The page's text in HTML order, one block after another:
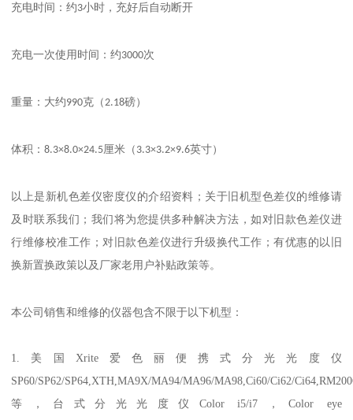
充电时间 ：约3小时，充好后自动断开
充电一次使用时间 ：约3000次
重量 ： 大约990克（2.18磅）
体积 ：8.3×8.0×24.5厘米（ 3.3×3.2×9.6英寸）
以上是新机色差仪密度仪的介绍资料；关于旧机型色差仪的维修请
及时联系我们；我们将为您提供多种解决方法，如对旧款色差仪进
行维修校准工作；对旧款色差仪进行升级换代工作；有优惠的以旧
换新置换政策以及厂家老用户补贴政策等。
本公司销售和维修的仪器包含不限于以下机型：
1. 美国 Xrite爱色丽便携式分光光度仪
SP60/SP62/SP64,XTH,MA9X/MA94/MA96/MA98,Ci60/Ci62/
等，台式分光光度仪Color i5/i7，Color eye